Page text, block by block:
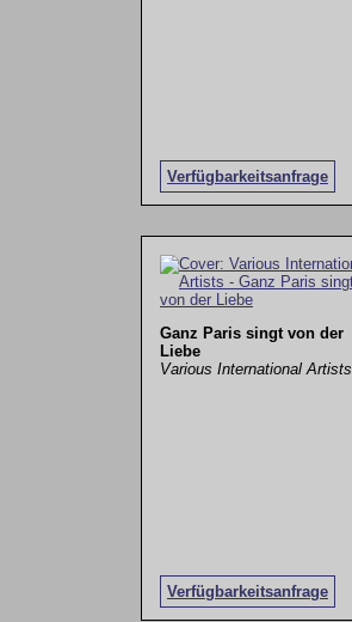
Verfügbarkeitsanfrage
Ganz Paris singt von der
Liebe
Various International Artists
Verfügbarkeitsanfrage